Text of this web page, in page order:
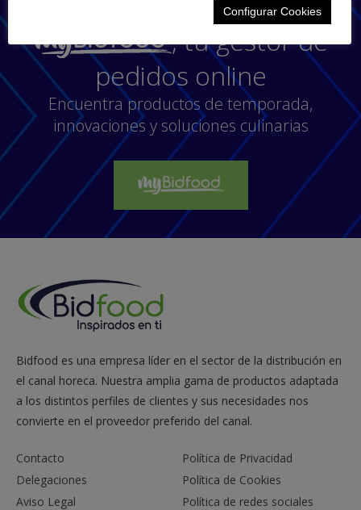
LinkedIn
X
, tu gestor de
pedidos online
Encuentra productos de temporada,
innovaciones y soluciones culinarias
Bidfood es una empresa líder en el sector de la distribución en
el canal horeca. Nuestra amplia gama de productos adaptada
a los distintos perfiles de clientes y sus necesidades nos
convierte en el proveedor preferido del canal.
Contacto
Política de Privacidad
Delegaciones
Política de Cookies
Aviso Legal
Política de redes sociales
Configurar Cookies